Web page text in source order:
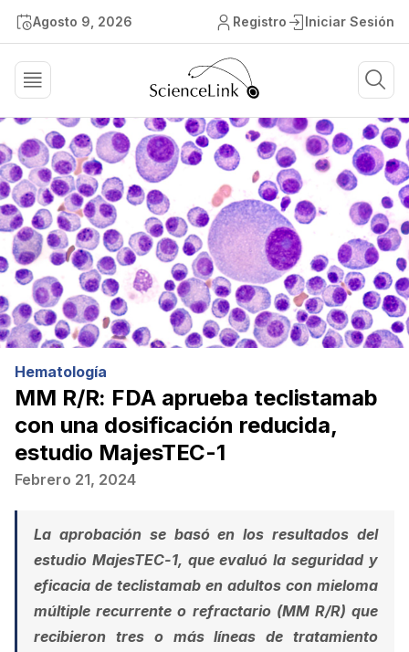
Agosto 9, 2026 Registro Iniciar Sesión
Hematología
MM R/R: FDA aprueba teclistamab
con una dosificación reducida,
estudio MajesTEC-1
Febrero 21, 2024
La aprobación se basó en los resultados del
estudio MajesTEC-1, que evaluó la seguridad y
eficacia de teclistamab en adultos con mieloma
múltiple recurrente o refractario (MM R/R) que
recibieron tres o más líneas de tratamiento